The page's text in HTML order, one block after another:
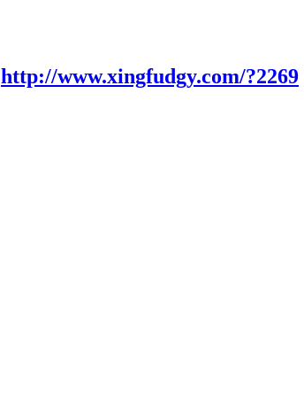
http://www.xingfudgy.com/?2269